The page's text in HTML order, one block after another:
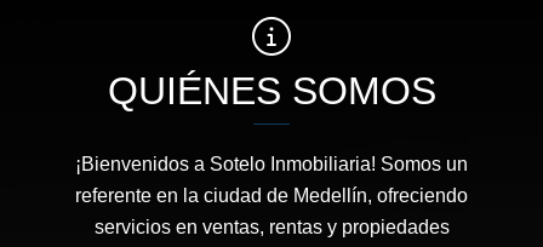
QUIÉNES SOMOS
¡Bienvenidos a Sotelo Inmobiliaria! Somos un
referente en la ciudad de Medellín, ofreciendo
servicios en ventas, rentas y propiedades